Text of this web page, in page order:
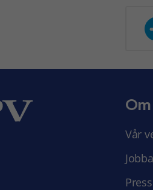
Om
Vår